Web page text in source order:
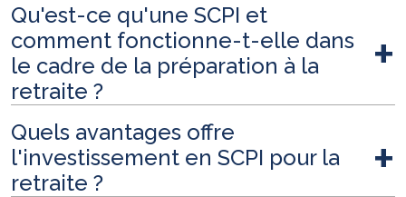
Qu'est-ce qu'une SCPI et
comment fonctionne-t-elle dans
le cadre de la préparation à la
retraite ?
Quels avantages offre
l'investissement en SCPI pour la
retraite ?